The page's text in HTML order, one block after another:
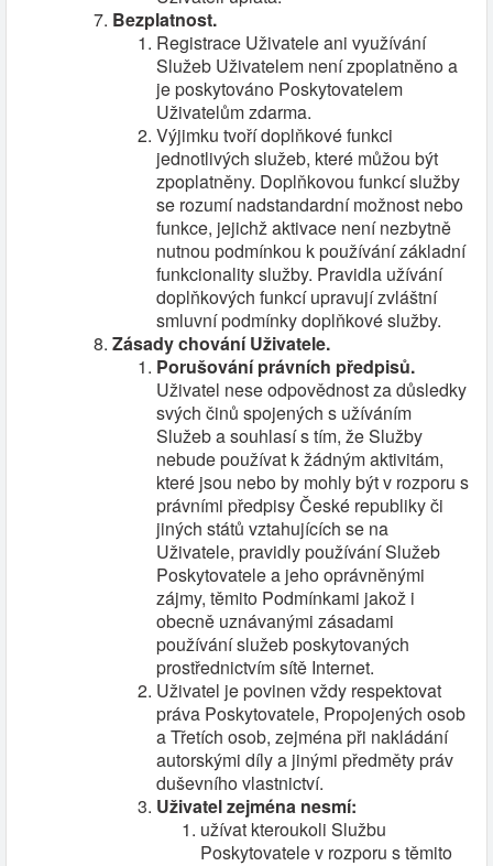
Bezplatnost.
Registrace Uživatele ani využívání
Služeb Uživatelem není zpoplatněno a
je poskytováno Poskytovatelem
Uživatelům zdarma.
Výjimku tvoří doplňkové funkci
jednotlivých služeb, které můžou být
zpoplatněny. Doplňkovou funkcí služby
se rozumí nadstandardní možnost nebo
funkce, jejichž aktivace není nezbytně
nutnou podmínkou k používání základní
funkcionality služby. Pravidla užívání
doplňkových funkcí upravují zvláštní
smluvní podmínky doplňkové služby.
Zásady chování Uživatele.
Porušování právních předpisů.
Uživatel nese odpovědnost za důsledky
svých činů spojených s užíváním
Služeb a souhlasí s tím, že Služby
nebude používat k žádným aktivitám,
které jsou nebo by mohly být v rozporu s
právními předpisy České republiky či
jiných států vztahujících se na
Uživatele, pravidly používání Služeb
Poskytovatele a jeho oprávněnými
zájmy, těmito Podmínkami jakož i
obecně uznávanými zásadami
používání služeb poskytovaných
prostřednictvím sítě Internet.
Uživatel je povinen vždy respektovat
práva Poskytovatele, Propojených osob
a Třetích osob, zejména při nakládání
autorskými díly a jinými předměty práv
duševního vlastnictví.
Uživatel zejména nesmí:
užívat kteroukoli Službu
Poskytovatele v rozporu s těmito